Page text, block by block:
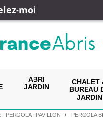
moi
ABRI
JARDIN
CHALET
BUREAU
JARDIN
- PERGOLA - PAVILLON PERGOLA